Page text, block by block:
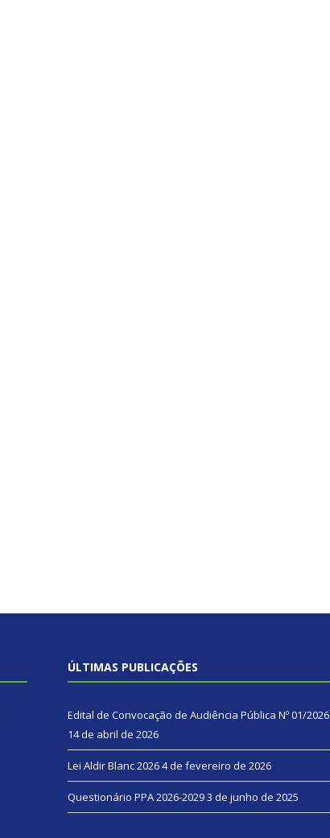
ÚLTIMAS PUBLICAÇÕES
Edital de Convocação de Audiência Pública Nº 01/2026
14 de abril de 2026
Lei Aldir Blanc 20264 de fevereiro de 2026
Questionário PPA 2026-20293 de junho de 2025